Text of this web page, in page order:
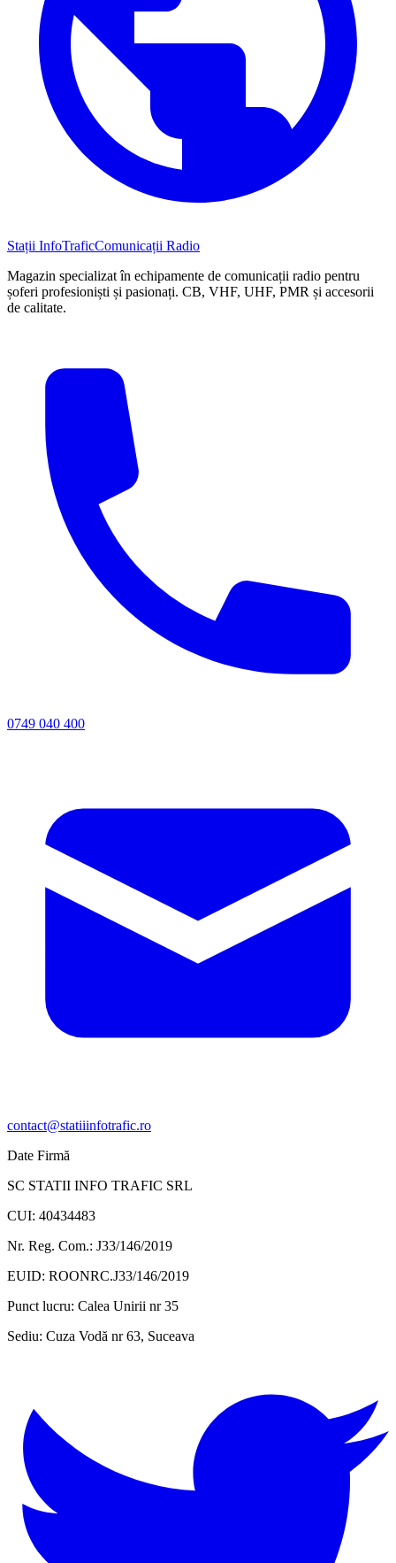
Stații InfoTraficComunicații Radio
Magazin specializat în echipamente de comunicații radio pentru
șoferi profesioniști și pasionați. CB, VHF, UHF, PMR și accesorii
de calitate.
0749 040 400
contact@statiiinfotrafic.ro
Date Firmă
SC STATII INFO TRAFIC SRL
CUI: 40434483
Nr. Reg. Com.: J33/146/2019
EUID: ROONRC.J33/146/2019
Punct lucru: Calea Unirii nr 35
Sediu: Cuza Vodă nr 63, Suceava